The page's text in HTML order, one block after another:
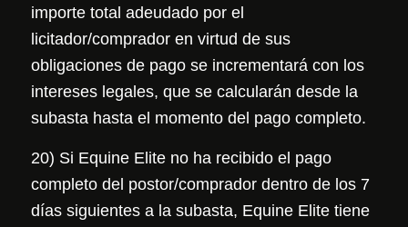
importe total adeudado por el
licitador/comprador en virtud de sus
obligaciones de pago se incrementará con los
intereses legales, que se calcularán desde la
subasta hasta el momento del pago completo.
20) Si Equine Elite no ha recibido el pago
completo del postor/comprador dentro de los 7
días siguientes a la subasta, Equine Elite tiene